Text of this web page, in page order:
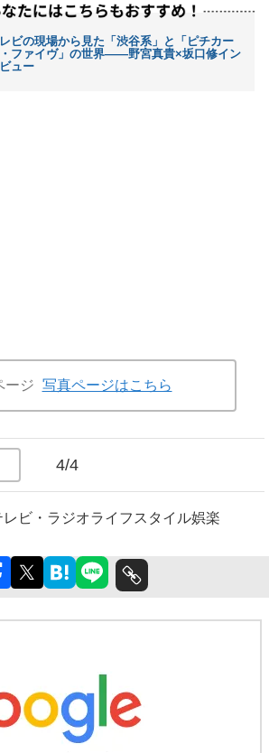
ビの現場から見た「渋谷系」と「ピチカー
・ファイヴ」の世界――野宮真貴×坂口修イン
ュー
ージ 写真ページはこちら
4/4
レビ・ラジオライフスタイル娯楽